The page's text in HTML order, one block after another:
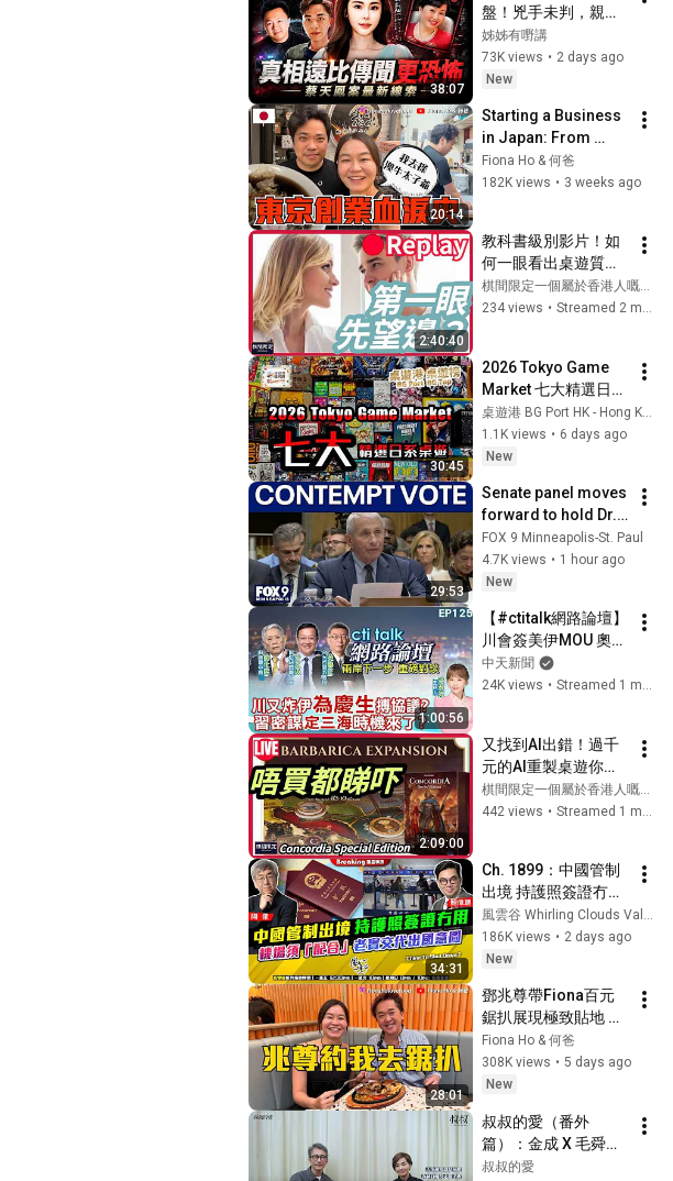
38:07
盤！兇手未判，親媽
先成通緝犯？兩任丈
夫係戀人？風光名媛
只係被選中「同妻」
線索，炸出一場比
碎‘屍案更恐怖嘅「豪
門局中局」？【姊姊
有嘢講】
姊姊有嘢講
73K views • 2 days ago
New
20:14
Starting a Business
in Japan: From
Aussie Dairy
Company Heir to
Fiona Ho & 何爸
182K views • 3 weeks ago
2:40:40
教科書級別影片！如
何一眼看出桌遊質
素？｜Boardgames
晚吹第2集｜桌上遊戲
棋間限定一個屬於香港人嘅桌上遊戲專門店
234 views • Streamed 2 months ago
30:45
2026 Tokyo Game
Market 七大精選日系
桌遊｜桌遊港 桌遊榜
BG Port BG Top
桌遊港 BG Port HK - Hong Kong Boardgame Channel
1.1K views • 6 days ago
New
29:53
Senate panel moves
forward to hold Dr.
Fauci in contempt
FOX 9 Minneapolis-St. Paul
4.7K views • 1 hour ago
New
1:00:56
【#ctitalk網路論壇】
川會簽美伊MOU 奧步
台階替罪羊都找好了?
習近平布最強同盟 破
CtiTv
‪‪‪@ctitalk_official
中天新聞
24K views • Streamed 1 month ago
2:09:00
又找到AI出錯！過千
元的AI重製桌遊你買
單嗎？｜Concordia
眾籌桌上遊戲項目預
棋間限定一個屬於香港人嘅桌上遊戲專門店
442 views •
34:31
Ch. 1899：中國管制
出境 持護照簽證冇用
機場須「配合」老實
交代出國意圖｜風雲
快訊｜2026/08/04
風雲谷 Whirling Clouds Valley
186K views • 2 days ago
New
28:01
鄧兆尊帶Fiona百元
鋸扒展現極致貼地 狠
批中產月入18萬扮慘
不追求大富大貴 佩服
四哥謝賢「瀟灑走」
歲經歷人性醜惡後的
大覺醒 公開「弱的強
勢」愛情關係管理學
Fiona Ho & 何爸
308K views • 5 days ago
New
叔叔的愛（番外
篇）：金成 X 毛舜筠
｜張國榮心急結婚反
叔叔的愛